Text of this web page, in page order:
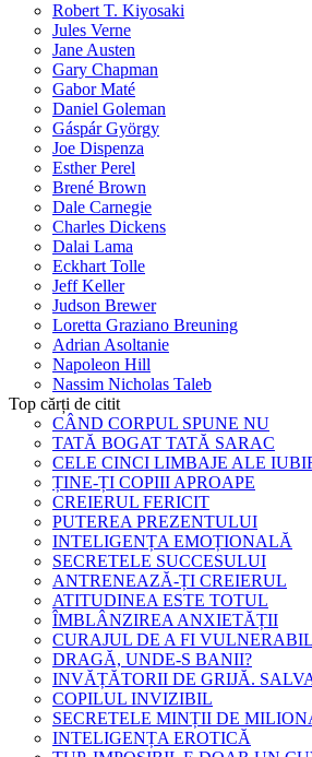
Robert T. Kiyosaki
Jules Verne
Jane Austen
Gary Chapman
Gabor Maté
Daniel Goleman
Gáspár György
Joe Dispenza
Esther Perel
Brené Brown
Dale Carnegie
Charles Dickens
Dalai Lama
Eckhart Tolle
Jeff Keller
Judson Brewer
Loretta Graziano Breuning
Adrian Asoltanie
Napoleon Hill
Nassim Nicholas Taleb
Top cărți de citit
CÂND CORPUL SPUNE NU
TATĂ BOGAT TATĂ SARAC
CELE CINCI LIMBAJE ALE
ȚINE-ȚI COPIII APROAPE
CREIERUL FERICIT
PUTEREA PREZENTULUI
INTELIGENȚA EMOȚIONALĂ
SECRETELE SUCCESULUI
ANTRENEAZĂ-ȚI CREIERUL
ATITUDINEA ESTE TOTUL
ÎMBLÂNZIREA ANXIETĂȚII
CURAJUL DE A FI VULNERABIL
DRAGĂ, UNDE-S BANII?
INVĂȚĂTORII DE GRIJĂ.
COPILUL INVIZIBIL
SECRETELE MINȚII DE
INTELIGENȚA EROTICĂ